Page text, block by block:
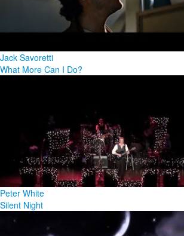
Jack Savoretti
What More Can I Do?
Peter White
Silent Night